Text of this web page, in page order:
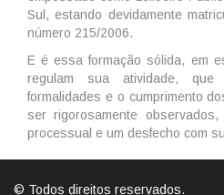
Sul, estando devidamente
número 215/2006.
E é essa formação sólida, em
regulam sua atividade,
formalidades e o cumprimento
ser rigorosamente
processual e um desfecho com
© Todos direitos reservados.